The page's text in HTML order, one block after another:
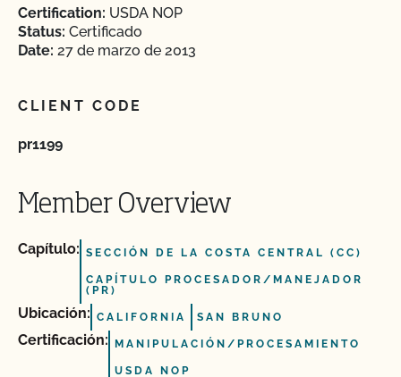
Certification: USDA NOP
Status: Certificado
Date: 27 de marzo de 2013
CLIENT CODE
pr1199
Member Overview
Capítulo: SECCIÓN DE LA COSTA CENTRAL (CC)
CAPÍTULO PROCESADOR/MANEJADOR
(PR)
Ubicación: CALIFORNIA SAN BRUNO
Certificación: MANIPULACIÓN/PROCESAMIENTO
USDA NOP